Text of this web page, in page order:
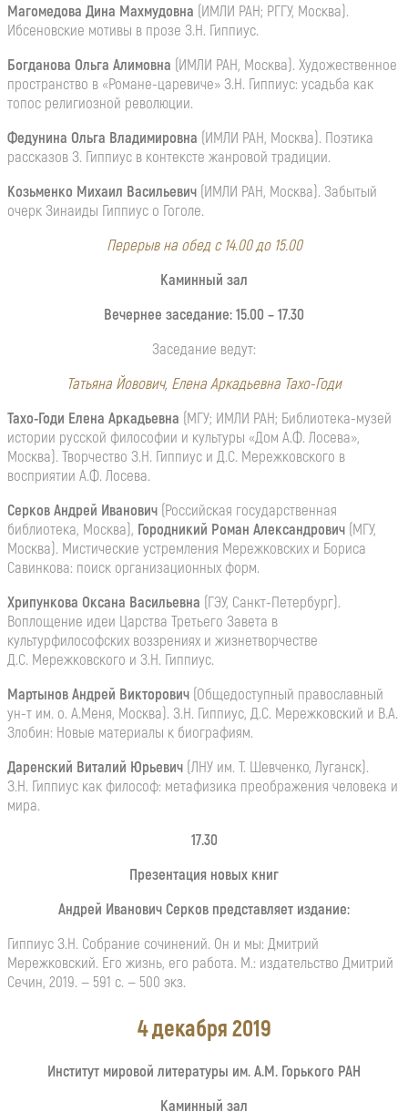
Магомедова Дина Махмудовна (ИМЛИ РАН; РГГУ, Москва).
Ибсеновские мотивы в прозе З.Н. Гиппиус.
Богданова Ольга Алимовна (ИМЛИ РАН, Москва). Художественное
пространство в «Романе-царевиче» З.Н. Гиппиус: усадьба как
топос религиозной революции.
Федунина Ольга Владимировна (ИМЛИ РАН, Москва). Поэтика
рассказов З. Гиппиус в контексте жанровой традиции.
Козьменко Михаил Васильевич (ИМЛИ РАН, Москва). Забытый
очерк Зинаиды Гиппиус о Гоголе.
Перерыв на обед с 14.00 до 15.00
Каминный зал
Вечернее заседание: 15.00 – 17.30
Заседание ведут:
Татьяна Йовович, Елена Аркадьевна Тахо-Годи
Тахо-Годи Елена Аркадьевна (МГУ; ИМЛИ РАН; Библиотека-музей
истории русской философии и культуры «Дом А.Ф. Лосева»,
Москва). Творчество З.Н. Гиппиус и Д.С. Мережковского в
восприятии А.Ф. Лосева.
Серков Андрей Иванович (Российская государственная
библиотека, Москва), Городникий Роман Александрович (МГУ,
Москва). Мистические устремления Мережковских и Бориса
Савинкова: поиск организационных форм.
Хрипункова Оксана Васильевна (ГЭУ, Санкт-Петербург).
Воплощение идеи Царства Третьего Завета в
культурфилософских воззрениях и жизнетворчестве
Д.С. Мережковского и З.Н. Гиппиус.
Мартынов Андрей Викторович (Общедоступный православный
ун-т им. о. А.Меня, Москва). З.Н. Гиппиус, Д.С. Мережковский и В.А.
Злобин: Новые материалы к биографиям.
Даренский Виталий Юрьевич (ЛНУ им. Т. Шевченко, Луганск).
З.Н. Гиппиус как философ: метафизика преображения человека и
мира.
17.30
Презентация новых книг
Андрей Иванович Серков представляет издание:
Гиппиус З.Н. Собрание сочинений. Он и мы: Дмитрий
Мережковский. Его жизнь, его работа. М.: издательство Дмитрий
Сечин, 2019. — 591 с. — 500 экз.
4 декабря 2019
Институт мировой литературы им. А.М. Горького РАН
Каминный зал